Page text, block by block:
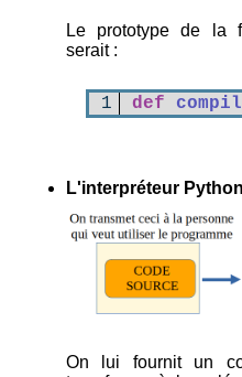
Le prototype de la
serait :
1 def
L'interpréteur Python
On lui fournit un